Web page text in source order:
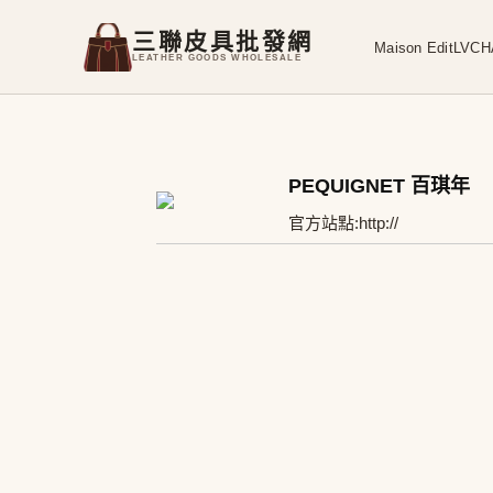
三聯皮具批發網
LEATHER GOODS WHOLESALE
Maison EditLV
PEQUIGNET 百琪年
官方站點:http://